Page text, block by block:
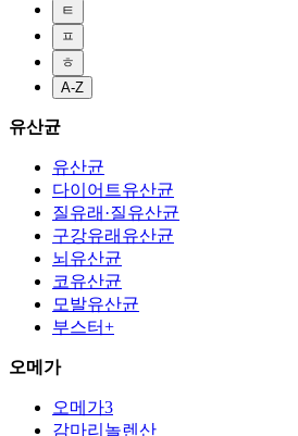
ㅌ
ㅍ
ㅎ
A-Z
유산균
유산균
다이어트유산균
질유래·질유산균
구강유래유산균
뇌유산균
코유산균
모발유산균
부스터+
오메가
오메가3
감마리놀렌산